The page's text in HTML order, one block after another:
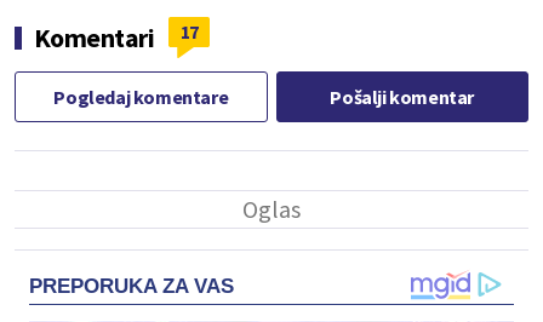
Komentari 17
Pogledaj komentare Pošalji komentar
PREPORUKA ZA VAS